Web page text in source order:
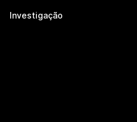
Investigação